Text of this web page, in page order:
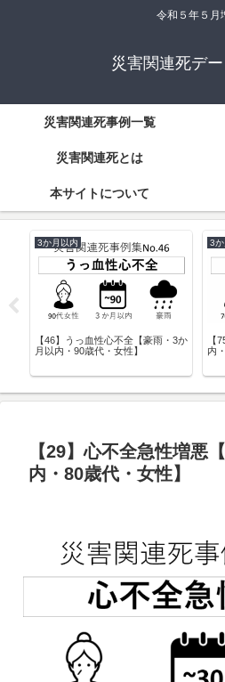
令和５年５月
災害関連死デ
災害関連死事例一覧
災害関連死とは
本サイトについて
1週間以内
【15】心不全【台風・1週間以内・
80歳代・女性】
【29】心不全急性増悪
内・80歳代・女性】